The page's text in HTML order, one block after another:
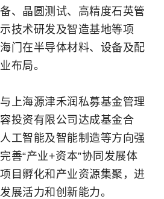
、晶圆测试、高精度石英管
技术研发及智造基地等项
门在半导体材料、设备及配
布局。
上海源津禾润私募基金管理
投资有限公司达成基金合
工智能及智能制造等方向强
善“产业+资本”协同发展体
目孵化和产业资源集聚，进
展活力和创新能力。